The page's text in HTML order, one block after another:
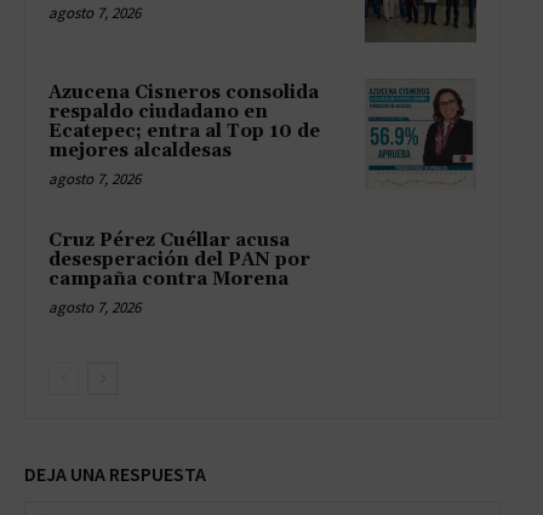
agosto 7, 2026
Azucena Cisneros consolida
respaldo ciudadano en
Ecatepec; entra al Top 10 de
mejores alcaldesas
agosto 7, 2026
Cruz Pérez Cuéllar acusa
desesperación del PAN por
campaña contra Morena
agosto 7, 2026
DEJA UNA RESPUESTA